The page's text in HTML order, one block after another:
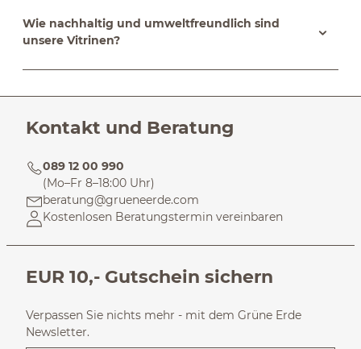
Wie nachhaltig und umweltfreundlich sind
unsere Vitrinen?
Kontakt und Beratung
089 12 00 990
(Mo–Fr 8–18:00 Uhr)
beratung@grueneerde.com
Kostenlosen Beratungstermin vereinbaren
EUR 10,- Gutschein sichern
Verpassen Sie nichts mehr - mit dem Grüne Erde
Newsletter.